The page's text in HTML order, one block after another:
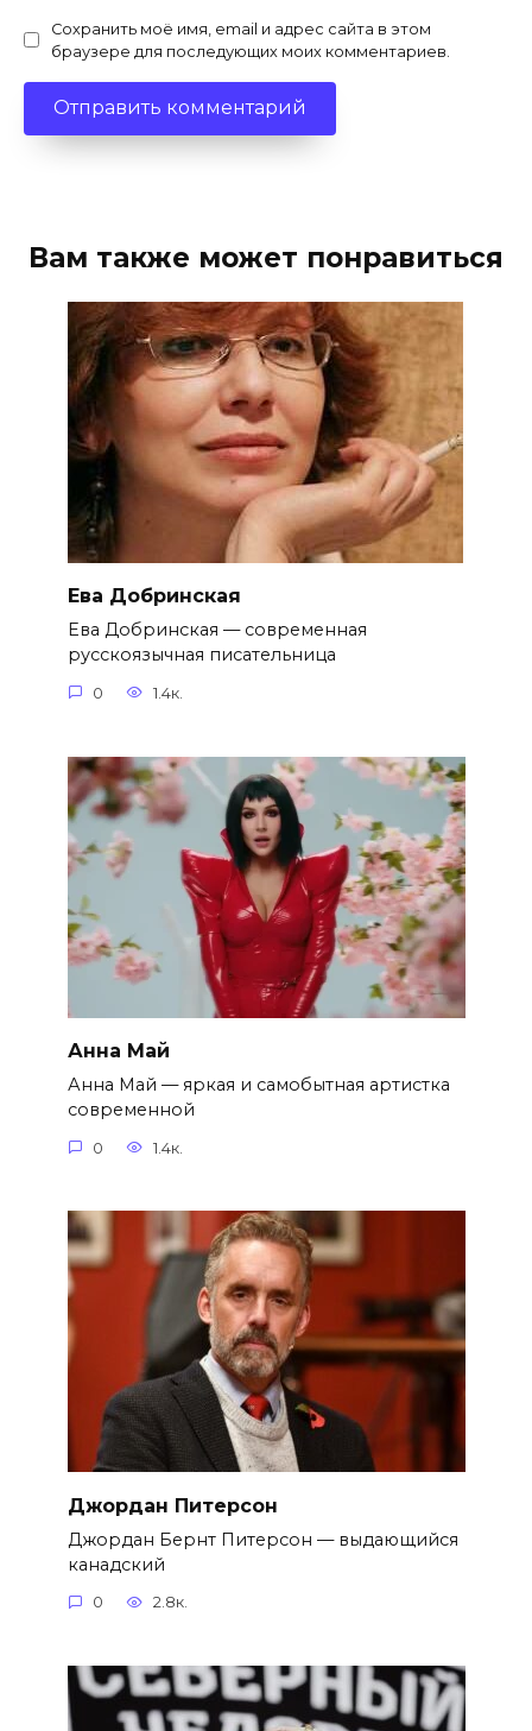
Сохранить моё имя, email и адрес сайта в этом
браузере для последующих моих комментариев.
Вам также может понравиться
Ева Добринская
Ева Добринская — современная
русскоязычная писательница
0 1.4к.
Анна Май
Анна Май — яркая и самобытная артистка
современной
0 1.4к.
Джордан Питерсон
Джордан Бернт Питерсон — выдающийся
канадский
0 2.8к.